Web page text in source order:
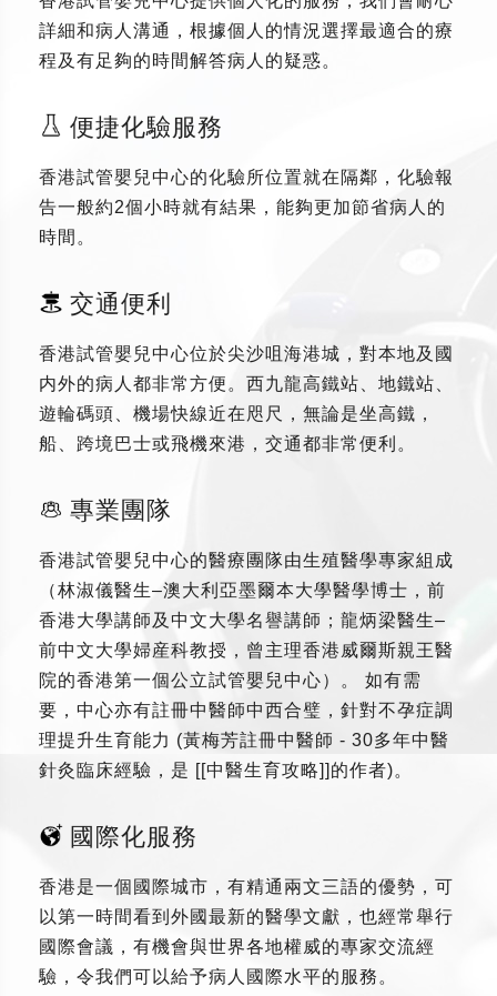
詳細和病人溝通，根據個人的情況選擇最適合的療
程及有足夠的時間解答病人的疑惑。
便捷化驗服務
香港試管嬰兒中心的化驗所位置就在隔鄰，化驗報
告一般約2個小時就有結果，能夠更加節省病人的
時間。
交通便利
香港試管嬰兒中心位於尖沙咀海港城，對本地及國
内外的病人都非常方便。西九龍高鐵站、地鐵站、
遊輪碼頭、機場快線近在咫尺，無論是坐高鐵，
船、跨境巴士或飛機來港，交通都非常便利。
專業團隊
香港試管嬰兒中心的醫療團隊由生殖醫學專家組成
（林淑儀醫生–澳大利亞墨爾本大學醫學博士，前
香港大學講師及中文大學名譽講師；龍炳梁醫生–
前中文大學婦産科教授，曾主理香港威爾斯親王醫
院的香港第一個公立試管嬰兒中心）。 如有需
要，中心亦有註冊中醫師中西合璧，針對不孕症調
理提升生育能力 (黃梅芳註冊中醫師 - 30多年中醫
針灸臨床經驗，是 [[中醫生育攻略]]的作者)。
國際化服務
香港是一個國際城市，有精通兩文三語的優勢，可
以第一時間看到外國最新的醫學文獻，也經常舉行
國際會議，有機會與世界各地權威的專家交流經
驗，令我們可以給予病人國際水平的服務。